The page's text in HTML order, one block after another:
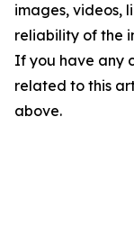
images, videos,
reliability of the
If you have any
related to this
above.